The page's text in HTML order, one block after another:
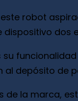
robot
dispositivo
depósito de
la marca,